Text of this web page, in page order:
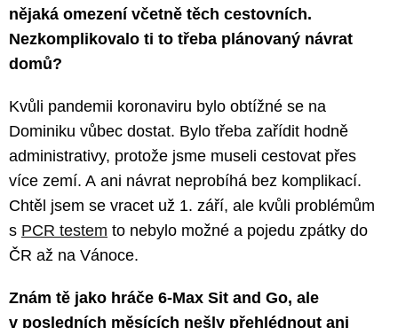
nějaká omezení včetně těch cestovních.
Nezkomplikovalo ti to třeba plánovaný návrat
domů?
Kvůli pandemii koronaviru bylo obtížné se na
Dominiku vůbec dostat. Bylo třeba zařídit hodně
administrativy, protože jsme museli cestovat přes
více zemí. A ani návrat neprobíhá bez komplikací.
Chtěl jsem se vracet už 1. září, ale kvůli problémům
s PCR testem to nebylo možné a pojedu zpátky do
ČR až na Vánoce.
Znám tě jako hráče 6-Max Sit and Go, ale
v posledních měsících nešly přehlédnout ani